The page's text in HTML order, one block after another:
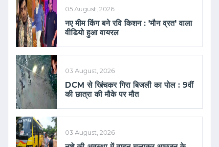
05 August, 2026
नए मीम किंग बने रवि किशन : 'मौन व्रत' वाला
वीडियो हुआ वायरल
03 August, 2026
DCM से खिंचकर गिरा बिजली का पोल : 9वीं
की छात्रा की मौके पर मौत
03 August, 2026